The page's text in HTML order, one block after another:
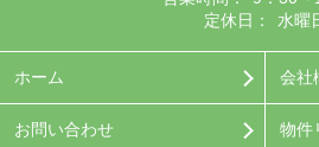
定休日：
水曜
ホーム 会社
お問い合わせ 物件